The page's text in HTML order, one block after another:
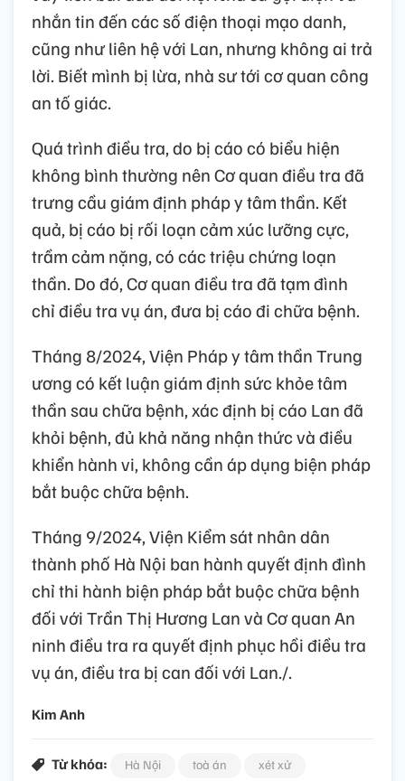
nhắn tin đến các số điện thoại mạo danh,
cũng như liên hệ với Lan, nhưng không ai trả
lời. Biết mình bị lừa, nhà sư tới cơ quan công
an tố giác.
Quá trình điều tra, do bị cáo có biểu hiện
không bình thường nên Cơ quan điều tra đã
trưng cầu giám định pháp y tâm thần. Kết
quả, bị cáo bị rối loạn cảm xúc lưỡng cực,
trầm cảm nặng, có các triệu chứng loạn
thần. Do đó, Cơ quan điều tra đã tạm đình
chỉ điều tra vụ án, đưa bị cáo đi chữa bệnh.
Tháng 8/2024, Viện Pháp y tâm thần Trung
ương có kết luận giám định sức khỏe tâm
thần sau chữa bệnh, xác định bị cáo Lan đã
khỏi bệnh, đủ khả năng nhận thức và điều
khiển hành vi, không cần áp dụng biện pháp
bắt buộc chữa bệnh.
Tháng 9/2024, Viện Kiểm sát nhân dân
thành phố Hà Nội ban hành quyết định đình
chỉ thi hành biện pháp bắt buộc chữa bệnh
đối với Trần Thị Hương Lan và Cơ quan An
ninh điều tra ra quyết định phục hồi điều tra
vụ án, điều tra bị can đối với Lan./.
Kim Anh
Từ khóa: Hà Nội toà án
xét xử